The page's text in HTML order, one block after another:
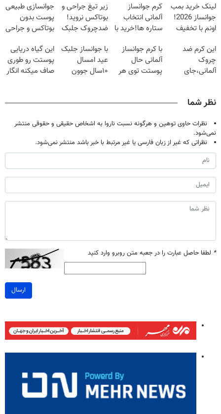
لینک خرید بمب
جوانساز 2026!
اونم با تخفیف
کرم جوانساز
آلمانی انتخاب
ستاره ها!خرید با
زیر تیغ جراحی و
بوتاکس نروید!
ضدچروک جلبک
جوانسازی طبیعی
پوست بدون
بوتاکس و جراحی
تخفیف ویژه
این کرم ضد
چروک
آلمانی،جای
تا امشب
با کرم جوانساز
آلمانی حال
پوستت توی هر
با جوانساز جلبک
عید امسال
۱۰سال جوون
این گیاه دریایی
پوستت رو طوری
صاف میکنه انگار
نظر شما
نظرات حاوی توهین و هرگونه نسبت ناروا به اشخاص حقیقی و حقوقی منتشر
نمی‌شود.
نظراتی که غیر از زبان فارسی یا غیر مرتبط با خبر باشد منتشر نمی‌شود.
* لطفا حاصل عبارت را در جعبه متن روبرو وارد کنید
ارسال